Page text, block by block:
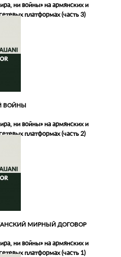
ни войны» на армянских и
платформах (часть 3)
ВОЙНЫ
ни войны» на армянских и
платформах (часть 2)
МИРНЫЙ ДОГОВОР
ни войны» на армянских и
платформах (часть 1)